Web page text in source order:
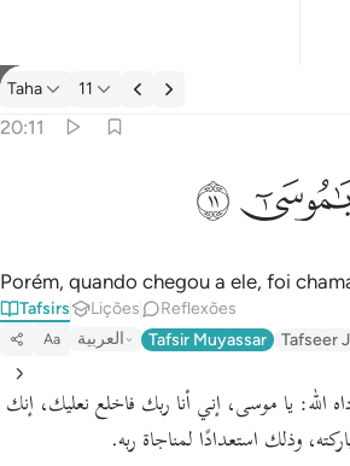
Tafsir: Taha 20:11
Taha 11
20:11
فَلَمَّآ أَتَىٰهَا نُودِىَ يَـٰمُوسَىٰٓ ١١ﲹ
Porém, quando chegou a ele, foi
Tafsirs Lições Reflexões
Aa العربية Tafsir Muyassar Tafseer
الله: يا موسى، إني أنا ربك فاخلع نعليك، إنك
وذلك استعدادًا لمناجاة ربه.